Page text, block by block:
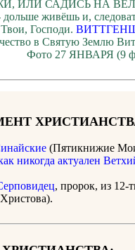
ИЛИ САДИСЬ НА
дольше живёшь и,
Господи.
в Святую Землю
Фото 27 ЯНВАРЯ (9
(Пятикнижие
никогда актуален
, пророк, из 12-